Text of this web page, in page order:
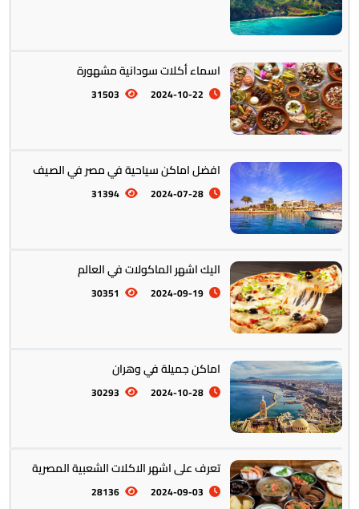
أستراليا || أوقيانوسيا
التراث والتقاليد
المأكولات العالمية
اسماء أكلات سودانية مشهورة
2024-10-22
31503
افضل اماكن سياحية في مصر في الصيف
2024-07-28
31394
اليك اشهر الماكولات في العالم
2024-09-19
30351
اماكن جميلة في وهران
2024-10-28
30293
تعرف على اشهر الاكلات الشعبية المصرية
2024-09-03
28136